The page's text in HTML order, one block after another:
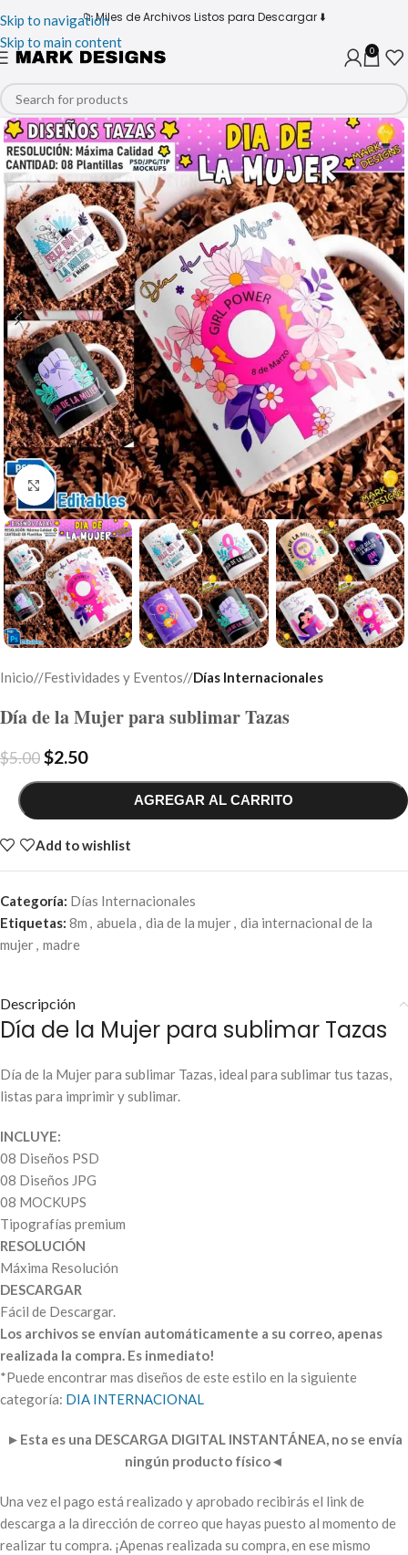
Skip to navigation
Skip to main content
📁 Miles de Archivos Listos para Descargar ⬇️
0
Click to enlarge
Inicio/ Festividades y Eventos/ Días Internacionales
Día de la Mujer para sublimar Tazas
$5.00$2.50
AGREGAR AL CARRITO
Add to wishlist
Categoría: Días Internacionales
Etiquetas: 8m , abuela , dia de la mujer, dia internacional de la
mujer, madre
Descripción
Día de la Mujer para sublimar Tazas
Día de la Mujer para sublimar Tazas, ideal para sublimar tus tazas,
listas para imprimir y sublimar.
INCLUYE:
08 Diseños PSD
08 Diseños JPG
08 MOCKUPS
Tipografías premium
RESOLUCIÓN
Máxima Resolución
DESCARGAR
Fácil de Descargar.
Los archivos se envían automáticamente a su correo, apenas
realizada la compra. Es inmediato!
*Puede encontrar mas diseños de este estilo en la siguiente
categoría: DIA INTERNACIONAL
► Esta es una DESCARGA DIGITAL INSTANTÁNEA, no se envía
ningún producto físico◄
Una vez el pago está realizado y aprobado recibirás el link de
descarga a la dirección de correo que hayas puesto al momento de
realizar tu compra. ¡Apenas realizada su compra, en ese mismo